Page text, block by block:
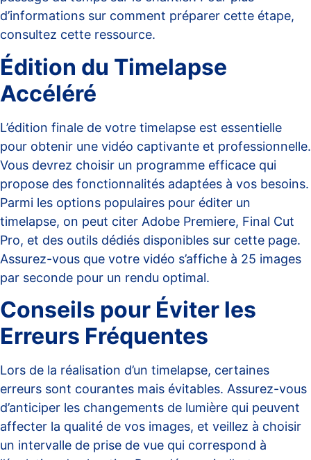
d’informations sur comment préparer cette étape,
consultez cette ressource.
Édition du Timelapse
Accéléré
L’édition finale de votre timelapse est essentielle
pour obtenir une vidéo captivante et professionnelle.
Vous devrez choisir un programme efficace qui
propose des fonctionnalités adaptées à vos besoins.
Parmi les options populaires pour éditer un
timelapse, on peut citer Adobe Premiere, Final Cut
Pro, et des outils dédiés disponibles sur cette page.
Assurez-vous que votre vidéo s’affiche à 25 images
par seconde pour un rendu optimal.
Conseils pour Éviter les
Erreurs Fréquentes
Lors de la réalisation d’un timelapse, certaines
erreurs sont courantes mais évitables. Assurez-vous
d’anticiper les changements de lumière qui peuvent
affecter la qualité de vos images, et veillez à choisir
un intervalle de prise de vue qui correspond à